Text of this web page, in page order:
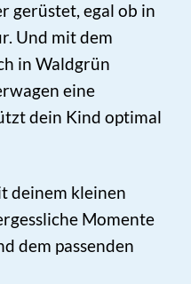
gerüstet, egal ob in
Und mit dem
in Waldgrün
eine
dein Kind optimal
deinem kleinen
Momente
dem passenden